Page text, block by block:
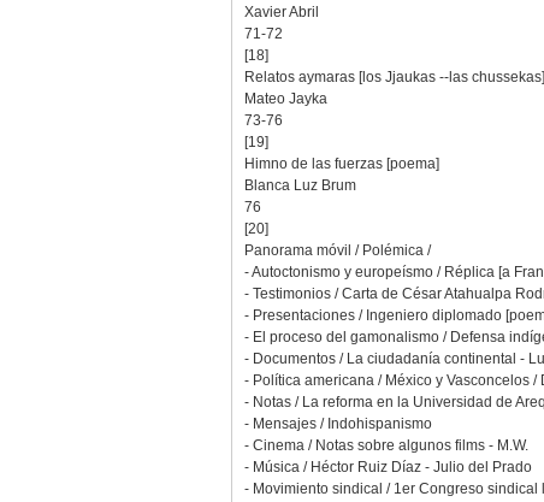
Xavier Abril
71-72
[18]
Relatos aymaras [los Jjaukas --las chussekas]
Mateo Jayka
73-76
[19]
Himno de las fuerzas [poema]
Blanca Luz Brum
76
[20]
Panorama móvil / Polémica /
- Autoctonismo y europeísmo / Réplica [a
- Testimonios / Carta de César Atahualpa
- Presentaciones / Ingeniero diplomado
- El proceso del gamonalismo / Defensa
- Documentos / La ciudadanía continental -
- Política americana / México y Vasconcelos
- Notas / La reforma en la Universidad de
- Mensajes / Indohispanismo
- Cinema / Notas sobre algunos films - M.W.
- Música / Héctor Ruiz Díaz - Julio del Prado
- Movimiento sindical / 1er Congreso sindical